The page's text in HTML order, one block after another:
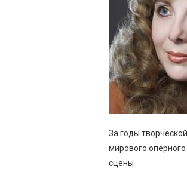
За годы
мирового
сцены